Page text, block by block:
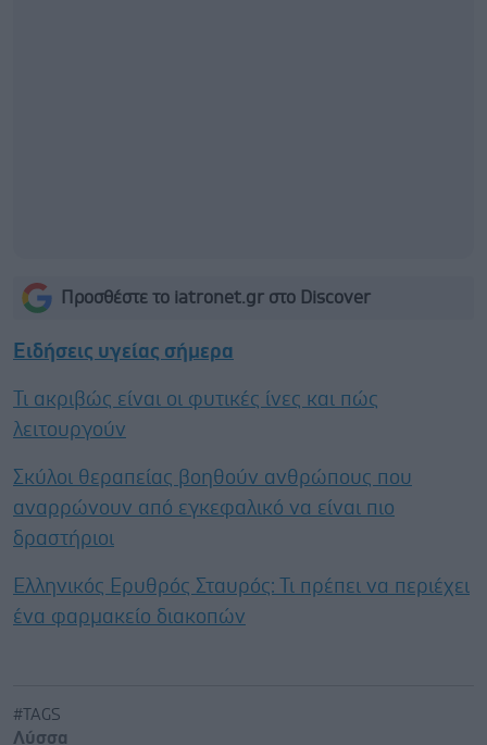
Προσθέστε το iatronet.gr στο Discover
Ειδήσεις υγείας σήμερα
Τι ακριβώς είναι οι φυτικές ίνες και πώς
λειτουργούν
Σκύλοι θεραπείας βοηθούν ανθρώπους που
αναρρώνουν από εγκεφαλικό να είναι πιο
δραστήριοι
Ελληνικός Ερυθρός Σταυρός: Τι πρέπει να περιέχει
ένα φαρμακείο διακοπών
#TAGS
Λύσσα